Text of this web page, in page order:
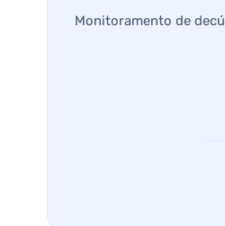
Monitoramento de